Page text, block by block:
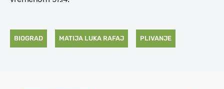
BIOGRAD MATIJA LUKA RAFAJ PLIVANJE